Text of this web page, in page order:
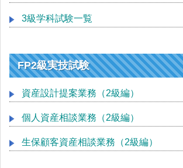
3級学科試験一覧
FP2級実技試験
資産設計提案業務（2級編）
個人資産相談業務（2級編）
生保顧客資産相談業務（2級編）